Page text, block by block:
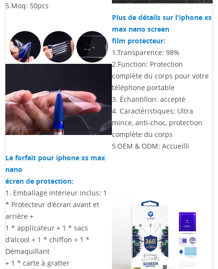
5.Moq: 50pcs
Plus de détails sur l'iphone xs
max nano screen
film protecteur:
1.Transparence: 98%
2.Function: Protection
complète du corps pour votre
téléphone portable
3. Échantillon: accepté
4. Caractéristiques: Ultra
mince, anti-choc, protection
complète du corps
5.OEM & ODM: Accueilli
Le forfait pour iphone xs max
nano
écran de protection:
1. Emballage intérieur inclus: 1
* Protecteur d'écran avant et
arrière +
1 * applicateur + 1 * sacs
d'alcool + 1 * chiffon + 1 *
Démaquillant
+ 1 * carte à gratter